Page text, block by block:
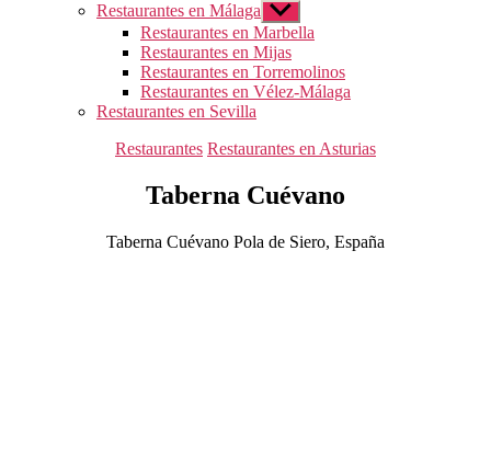
Restaurantes en Málaga Mostrar
el
submenú
Restaurantes en Marbella
Restaurantes en Mijas
Restaurantes en Torremolinos
Restaurantes en Vélez-Málaga
Restaurantes en Sevilla
Categorías
Restaurantes Restaurantes en Asturias
Taberna Cuévano
Taberna Cuévano Pola de Siero, España